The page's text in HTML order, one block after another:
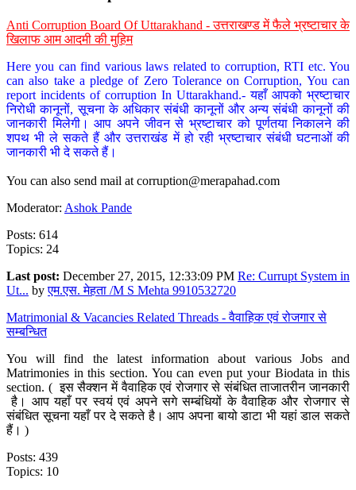
Anti Corruption Board Of Uttarakhand - उत्तराखण्ड में फैले भ्रष्टाचार के
खिलाफ आम आदमी की मुहिम
Here you can find various laws related to corruption, RTI etc. You
can also take a pledge of Zero Tolerance on Corruption, You can
report incidents of corruption In Uttarakhand.- यहाँ आपको भ्रष्टाचार
निरोधी कानूनों, सूचना के अधिकार संबंधी कानूनों और अन्य संबंधी कानूनों की
जानकारी मिलेगी। आप अपने जीवन से भ्रष्टाचार को पूर्णतया निकालने की
शपथ भी ले सकते हैं और उत्तराखंड में हो रही भ्रष्टाचार संबंधी घटनाओं की
जानकारी भी दे सकते हैं।
You can also send mail at corruption@merapahad.com
Moderator: Ashok Pande
Posts: 614
Topics: 24
Last post: December 27, 2015, 12:33:09 PM Re: Currupt System in
Ut... byएम.एस. मेहता /M S Mehta 9910532720
Matrimonial & Vacancies Related Threads - वैवाहिक एवं रोजगार से
सम्बन्धित
You will find the latest information about various Jobs and
Matrimonies in this section. You can even put your Biodata in this
section. ( इस सैक्शन में वैवाहिक एवं रोजगार से संबंधित ताजातरीन जानकारी
है। आप यहाँ पर स्वयं एवं अपने सगे सम्बंधियों के वैवाहिक और रोजगार से
संबंधित सूचना यहाँ पर दे सकते है। आप अपना बायो डाटा भी यहां डाल सकते
हैं। )
Posts: 439
Topics: 10